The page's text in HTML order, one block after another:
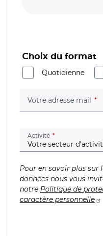
Choix du format
Quotidienne
Votre adresse mail
Activité (champ
Pour en savoir plus sur
données nous vous
notre Politique de
caractère personnelle